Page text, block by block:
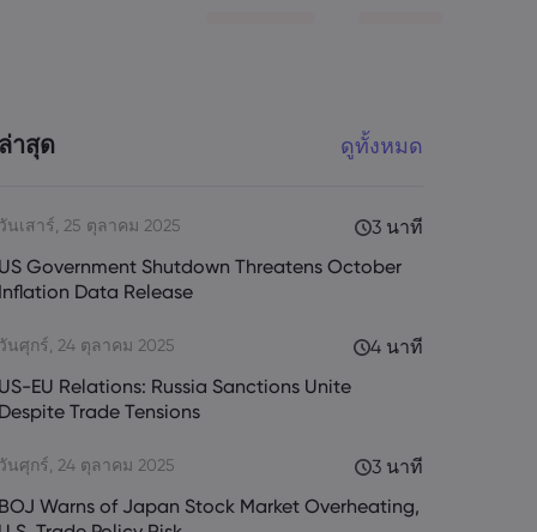
ล่าสุด ดูทั้งหมด
วันเสาร์, 25 ตุลาคม 2025
3 นาที
US Government Shutdown Threatens October
Inflation Data Release
วันศุกร์, 24 ตุลาคม 2025
4 นาที
US-EU Relations: Russia Sanctions Unite
Despite Trade Tensions
วันศุกร์, 24 ตุลาคม 2025
3 นาที
BOJ Warns of Japan Stock Market Overheating,